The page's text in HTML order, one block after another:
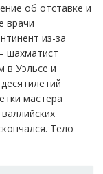
об отставке и
врачи
из-за
шахматист
в Уэльсе и
мастера
Тело